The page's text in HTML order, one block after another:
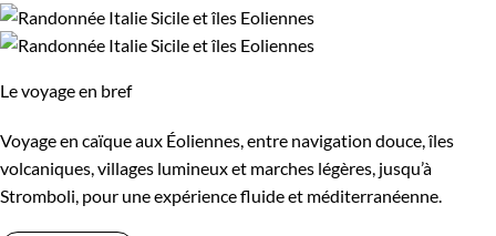
Le voyage en bref
Voyage en caïque aux Éoliennes, entre navigation douce, îles
volcaniques, villages lumineux et marches légères, jusqu’à
Stromboli, pour une expérience fluide et méditerranéenne.